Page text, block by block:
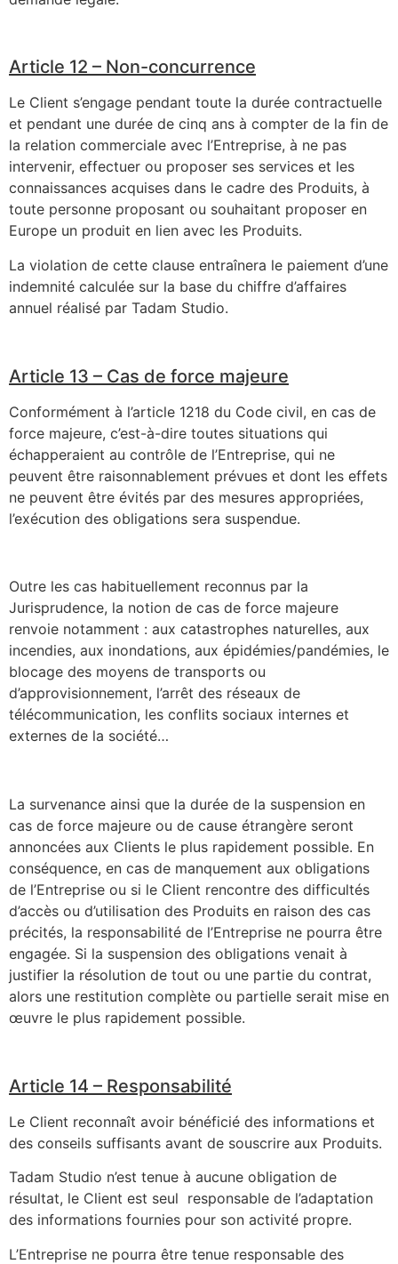
Article 12 – Non-concurrence
Le Client s’engage pendant toute la durée contractuelle
et pendant une durée de cinq ans à compter de la fin de
la relation commerciale avec l’Entreprise, à ne pas
intervenir, effectuer ou proposer ses services et les
connaissances acquises dans le cadre des Produits, à
toute personne proposant ou souhaitant proposer en
Europe un produit en lien avec les Produits.
La violation de cette clause entraînera le paiement d’une
indemnité calculée sur la base du chiffre d’affaires
annuel réalisé par Tadam Studio.
Article 13 – Cas de force majeure
Conformément à l’article 1218 du Code civil, en cas de
force majeure, c’est-à-dire toutes situations qui
échapperaient au contrôle de l’Entreprise, qui ne
peuvent être raisonnablement prévues et dont les effets
ne peuvent être évités par des mesures appropriées,
l’exécution des obligations sera suspendue.
Outre les cas habituellement reconnus par la
Jurisprudence, la notion de cas de force majeure
renvoie notamment : aux catastrophes naturelles, aux
incendies, aux inondations, aux épidémies/pandémies, le
blocage des moyens de transports ou
d’approvisionnement, l’arrêt des réseaux de
télécommunication, les conflits sociaux internes et
externes de la société…
La survenance ainsi que la durée de la suspension en
cas de force majeure ou de cause étrangère seront
annoncées aux Clients le plus rapidement possible. En
conséquence, en cas de manquement aux obligations
de l’Entreprise ou si le Client rencontre des difficultés
d’accès ou d’utilisation des Produits en raison des cas
précités, la responsabilité de l’Entreprise ne pourra être
engagée. Si la suspension des obligations venait à
justifier la résolution de tout ou une partie du contrat,
alors une restitution complète ou partielle serait mise en
œuvre le plus rapidement possible.
Article 14 – Responsabilité
Le Client reconnaît avoir bénéficié des informations et
des conseils suffisants avant de souscrire aux Produits.
Tadam Studio n’est tenue à aucune obligation de
résultat, le Client est seul responsable de l’adaptation
des informations fournies pour son activité propre.
L’Entreprise ne pourra être tenue responsable des